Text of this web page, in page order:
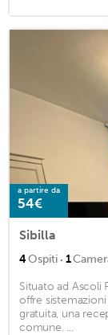
a partire da
54€
Sibilla
4Ospiti · 1
Situato ad Ascoli
offre
gratuita, una
comune. ...